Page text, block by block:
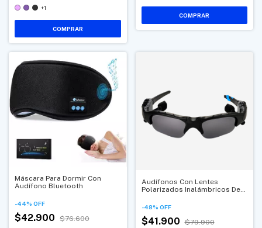
+1
COMPRAR
Máscara Para Dormir Con
Audífono Bluetooth
-44% OFF
$42.900 $76.600
Audífonos Con Lentes
Polarizados Inalámbricos De
-48% OFF
$41.900 $79.900